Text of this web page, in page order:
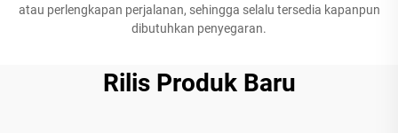
atau perlengkapan perjalanan, sehingga selalu tersedia kapanpun
dibutuhkan penyegaran.
Rilis Produk Baru